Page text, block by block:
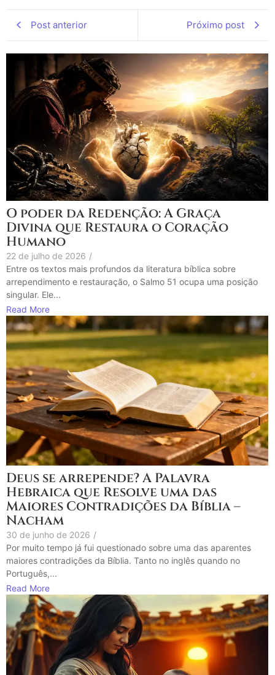
Post anterior Próximo post
O poder da Redenção: A Graça
Divina que Restaura o Coração
Humano
22 de julho de 2026 /
Entre os textos mais profundos da literatura bíblica sobre
arrependimento e restauração, o Salmo 51 ocupa uma posição
singular. Ele...
Read More
Deus se arrepende? A Palavra
Hebraica que Resolve uma das
Maiores Contradições da Bíblia –
Nacham
30 de junho de 2026 /
Por muito tempo já fui questionado sobre uma das aparentes
maiores contradições da Bíblia. Tanto no inglês quando no
Português,...
Read More